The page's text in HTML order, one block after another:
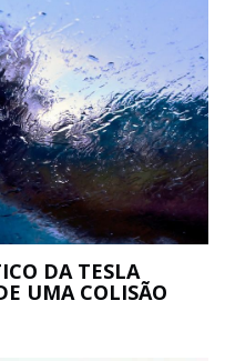
DA TESLA
UMA COLISÃO